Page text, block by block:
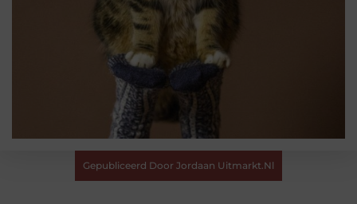
Gepubliceerd Door Jordaan Uitmarkt.nl